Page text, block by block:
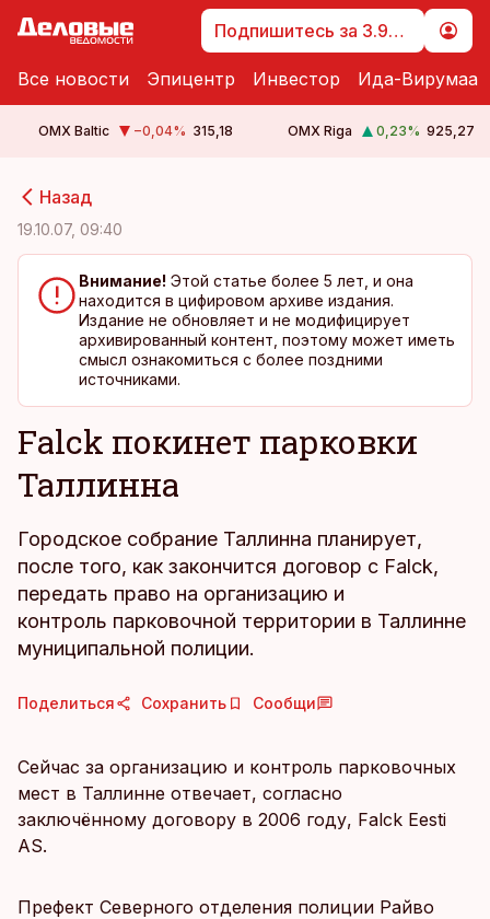
Подпишитесь за 3.99 €
Все новости Эпицентр Инвестор Ида-Вирумаа
OMX Baltic −0,04% 315,18 OMX Riga 0,23% 925,27
Назад
19.10.07, 09:40
Внимание! Этой статье более 5 лет, и она
находится в цифировом архиве издания.
Издание не обновляет и не модифицирует
архивированный контент, поэтому может иметь
смысл ознакомиться с более поздними
источниками.
Falck покинет парковки
Таллинна
Городское собрание Таллинна планирует,
после того, как закончится договор с Falck,
передать право на организацию и
контроль парковочной территории в Таллинне
муниципальной полиции.
Поделиться Сохранить Сообщи
Сейчас за организацию и контроль парковочных
мест в Таллинне отвечает, согласно
заключённому договору в 2006 году, Falck Eesti
AS.
Префект Северного отделения полиции Райво